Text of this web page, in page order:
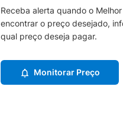
Receba alerta quando o
encontrar o preço desejado,
qual preço deseja pagar.
Monitorar Preço